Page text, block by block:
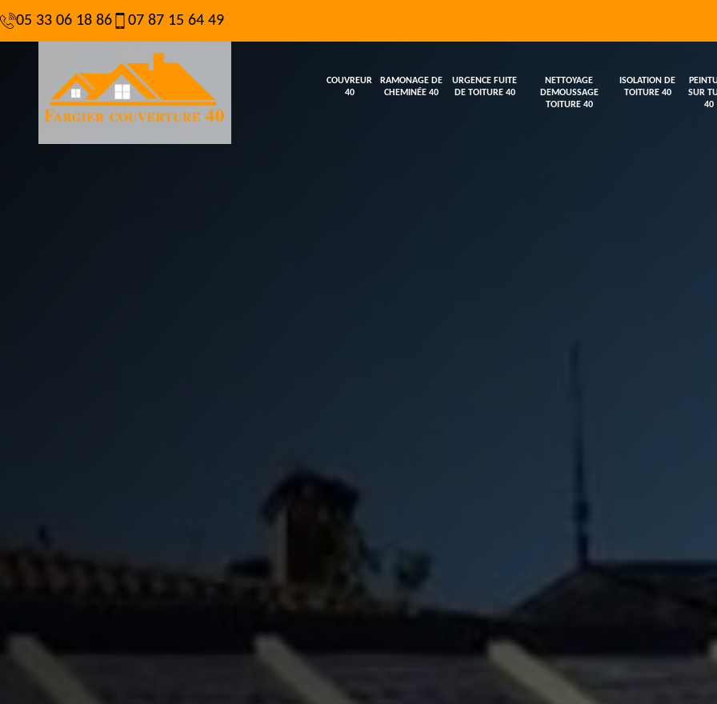
05 33 06 18 86 07 87 15 64 49
COUVREUR
40
RAMONAGE DE
CHEMINÉE 40
URGENCE FUITE
DE TOITURE 40
NETTOYAGE
DEMOUSSAGE
TOITURE 40
ISOLATION DE
TOITURE 40
SUR
40